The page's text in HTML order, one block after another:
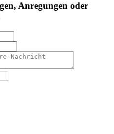
Anregungen oder